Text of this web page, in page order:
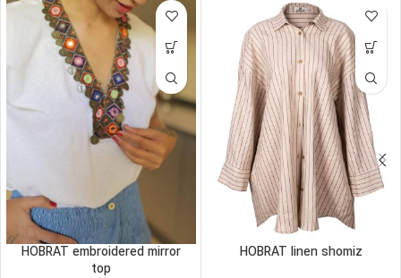
HOBRAT linen shomiz
HOBRAT embroidered mirror
top